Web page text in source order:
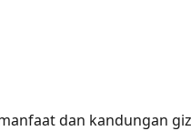
dan kandungan